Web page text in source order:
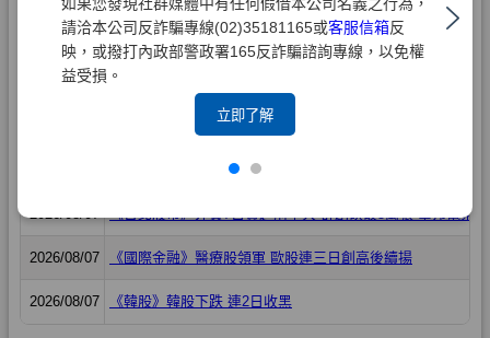
請洽本公司反詐騙專線(02)35181165或客服信箱反
映，或撥打內政部警政署165反詐騙諮詢專線，以免權
益受損。
立即了解